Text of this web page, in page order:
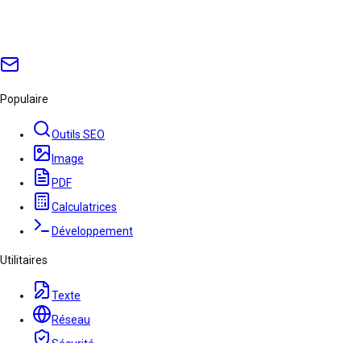
Populaire
Outils SEO
Image
PDF
Calculatrices
Développement
Utilitaires
Texte
Réseau